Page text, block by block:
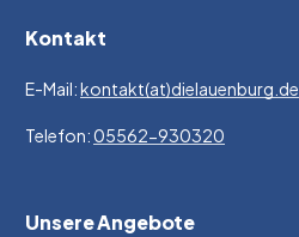
Kontakt
E-Mail:kontakt(at)dielauenburg.de
Telefon:05562-930320
Unsere Angebote